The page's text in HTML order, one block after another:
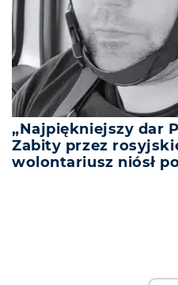
„Najpiękniejszy dar
Zabity przez
wolontariusz niósł